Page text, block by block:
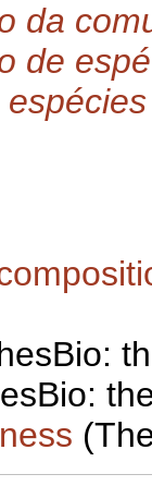
da
de